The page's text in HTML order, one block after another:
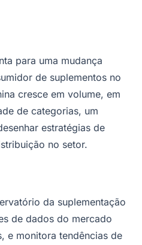
para uma mudança
de suplementos no
cresce em volume, em
de categorias, um
estratégias de
no setor.
da suplementação
de dados do mercado
e monitora tendências de